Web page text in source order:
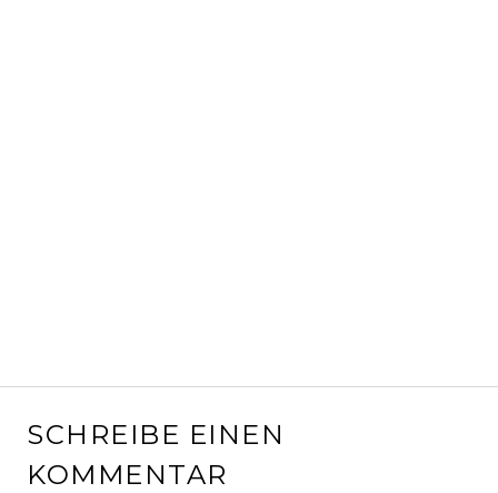
SCHREIBE EINEN
KOMMENTAR